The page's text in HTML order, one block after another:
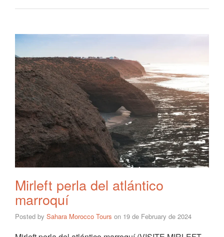
Mirleft perla del atlántico
marroquí
Posted by Sahara Morocco Tours on 19 de February de 2024